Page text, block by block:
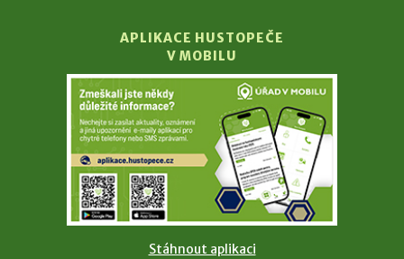
APLIKACE HUSTOPEČE
V MOBILU
Stáhnout aplikaci